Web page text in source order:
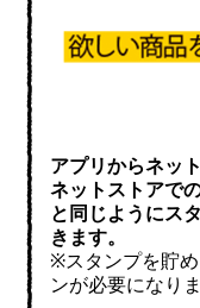
アプリからネッ
ネットストアで
と同じようにス
きます。
※スタンプを貯
ンが必要になりま